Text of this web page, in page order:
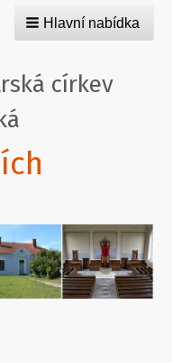
Hlavní nabídka
církev